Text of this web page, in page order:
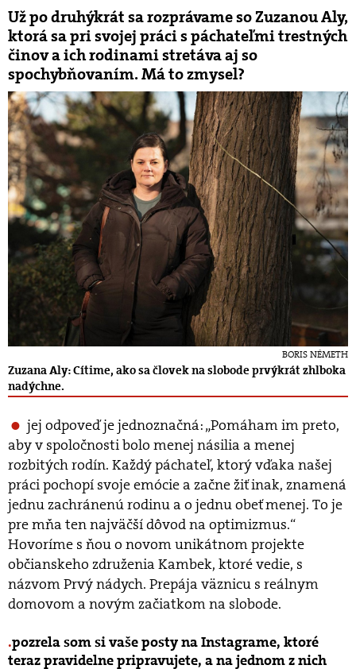
Už po druhýkrát sa rozprávame so Zuzanou Aly,
ktorá sa pri svojej práci s páchateľmi trestných
činov a ich rodinami stretáva aj so
spochybňovaním. Má to zmysel?
BORIS NÉMETH
Zuzana Aly: Cítime, ako sa človek na slobode prvýkrát zhlboka
nadýchne.
jej odpoveď je jednoznačná: „Pomáham im preto,
aby v spoločnosti bolo menej násilia a menej
rozbitých rodín. Každý páchateľ, ktorý vďaka našej
práci pochopí svoje emócie a začne žiť inak, znamená
jednu zachránenú rodinu a o jednu obeť menej. To je
pre mňa ten najväčší dôvod na optimizmus.“
Hovoríme s ňou o novom unikátnom projekte
občianskeho združenia Kambek, ktoré vedie, s
názvom Prvý nádych. Prepája väznicu s reálnym
domovom a novým začiatkom na slobode.
pozrela som si vaše posty na Instagrame, ktoré
teraz pravidelne pripravujete, a na jednom z nich